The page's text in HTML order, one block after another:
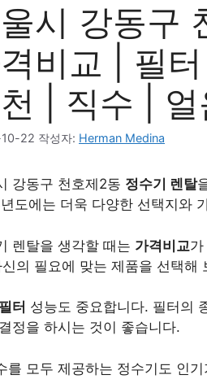
시 강동구
비교 | 필
| 직수 |
22 작성자: Herman Medina
강동구 천호제2동 정수기 렌탈
도에는 더욱 다양한 선택지와
렌탈을 생각할 때는 가격비교
의 필요에 맞는 제품을 선택해
필터 성능도 중요합니다. 필터의
정을 하시는 것이 좋습니다.
를 모두 제공하는 정수기도 인